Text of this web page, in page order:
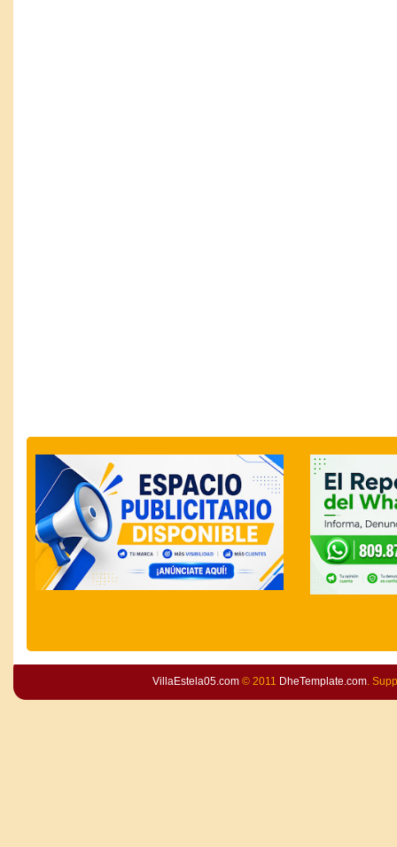
VillaEstela05.com© 2011 DheTemplate.com.